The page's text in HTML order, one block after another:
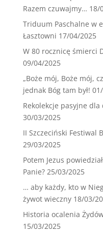
Razem czuwajmy… 18/
Triduum Paschalne w
Łasztowni 17/04/2025
W 80 rocznicę śmierci
09/04/2025
„Boże mój, Boże mój,
jednak Bóg tam był!
Rekolekcje pasyjne dla
30/03/2025
II Szczeciński Festiwal
29/03/2025
Potem Jezus
Panie? 25/03/2025
… aby każdy, kto w
żywot wieczny 18/03/
Historia ocalenia
15/03/2025